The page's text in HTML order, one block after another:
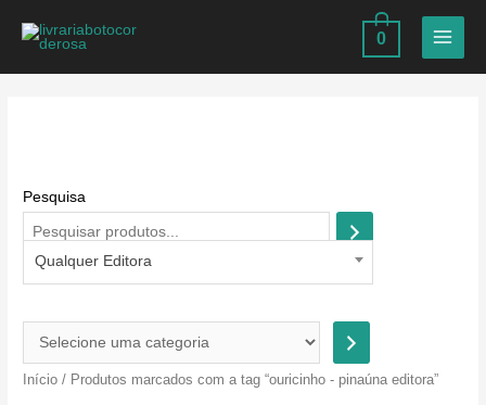
para
0
MAIN
Início / Produtos marcados com a tag “ouricinho - pinaúna editora”
Pesquisa
Qualquer Editora
e